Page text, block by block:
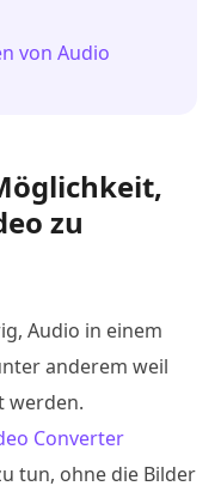
von Audio
zu
Audio in einem
anderem weil
werden.
Converter
tun, ohne die Bilder